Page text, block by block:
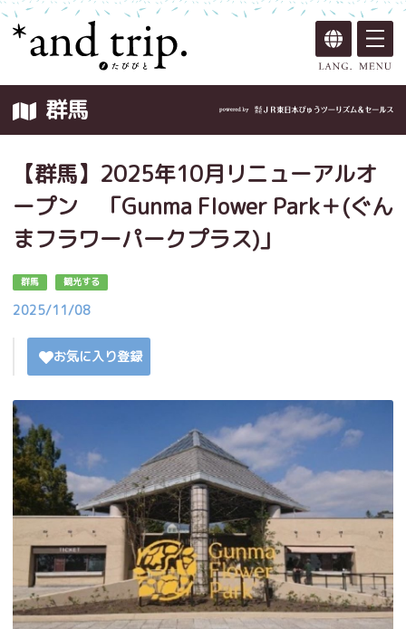
群馬
【群馬】2025年10月リニューアルオ
ープン 「Gunma Flower Park＋(ぐん
まフラワーパークプラス)」
群馬 観光する
2025/11/08
お気に入り登録